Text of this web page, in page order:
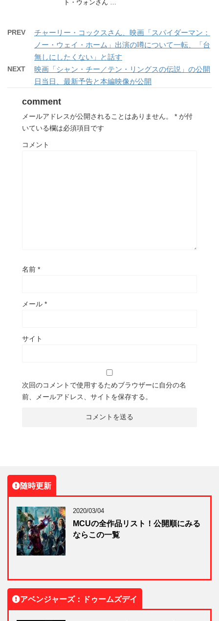
ト・ウォンさん …
PREV
チャーリー・コックスさん、映画「スパイダーマン：
ノー・ウェイ・ホーム」出演の噂について一転、「台
無しにしたくない」と話す
NEXT
映画「シャン・チー／テン・リングスの伝説」の公開
日当日、最新予告と本編映像が公開
comment
メールアドレスが公開されることはありません。 * が付
いている欄は必須項目です
コメント
名前 *
メール *
サイト
次回のコメントで使用するためブラウザーに自分の名
前、メールアドレス、サイトを保存する。
随時更新
2020/03/04
MCUの全作品リスト！公開順にみる
ならこの一覧
アベンジャーズ：ドゥームズデイ